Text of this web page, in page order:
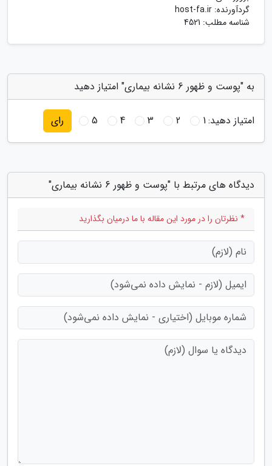
گردآورنده: host-fa.ir
شناسه مطلب: 4521
به "پوست و ظهور 6 نشانه بیماری" امتیاز دهید
امتیاز دهید:1
2
3
4
5 رای
دیدگاه های مرتبط با "پوست و ظهور 6 نشانه بیماری"
* نظرتان را در مورد این مقاله با ما درمیان بگذارید